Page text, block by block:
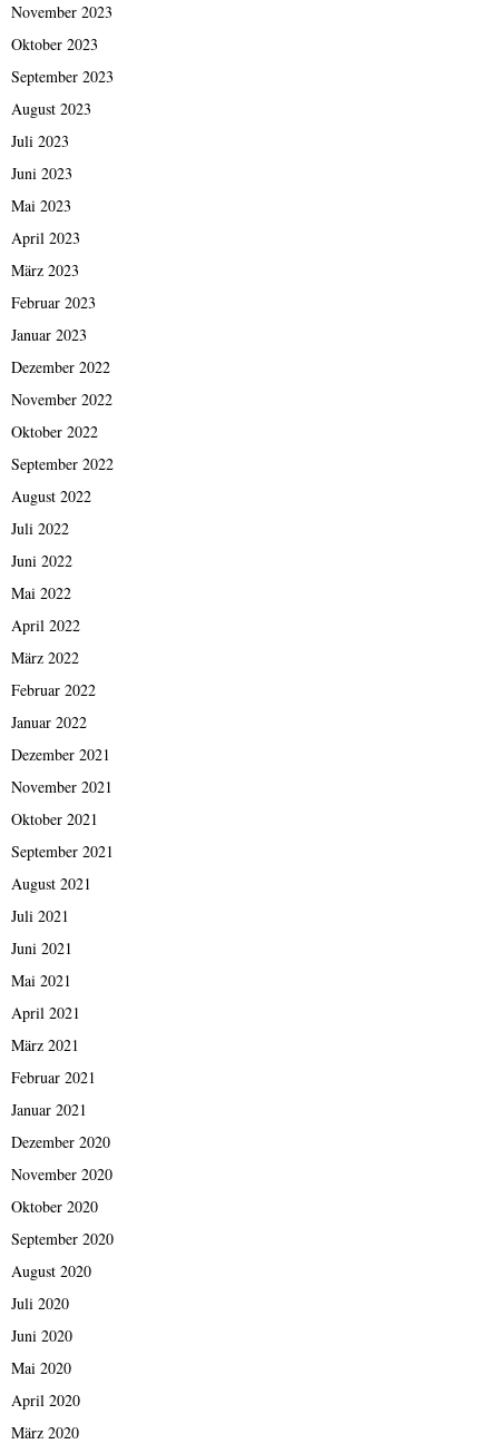
November 2023
Oktober 2023
September 2023
August 2023
Juli 2023
Juni 2023
Mai 2023
April 2023
März 2023
Februar 2023
Januar 2023
Dezember 2022
November 2022
Oktober 2022
September 2022
August 2022
Juli 2022
Juni 2022
Mai 2022
April 2022
März 2022
Februar 2022
Januar 2022
Dezember 2021
November 2021
Oktober 2021
September 2021
August 2021
Juli 2021
Juni 2021
Mai 2021
April 2021
März 2021
Februar 2021
Januar 2021
Dezember 2020
November 2020
Oktober 2020
September 2020
August 2020
Juli 2020
Juni 2020
Mai 2020
April 2020
März 2020